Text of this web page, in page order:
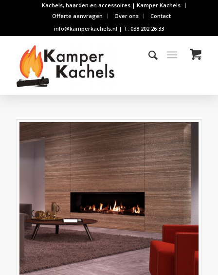
Kachels, haarden en accessoires | Kamper Kachels
Offerte aanvragen
Over ons
Contact
info@kamperkachels.nl | T: 038 202 26 33